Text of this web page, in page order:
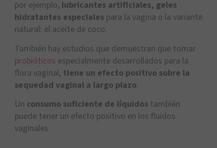
por ejemplo, lubricantes artificiales, geles
hidratantes especiales para la vagina o la variante
natural: el aceite de coco.
También hay estudios que demuestran que tomar
probióticos especialmente desarrollados para la
flora vaginal, tiene un efecto positivo sobre la
sequedad vaginal a largo plazo.
Un consumo suficiente de líquidos también
puede tener un efecto positivo en los fluidos
vaginales.